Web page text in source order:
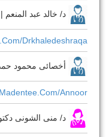
د/ خالد عبد
drkhaledeshraqa
أخصائى محمود
annoor
د/ منى الشونى